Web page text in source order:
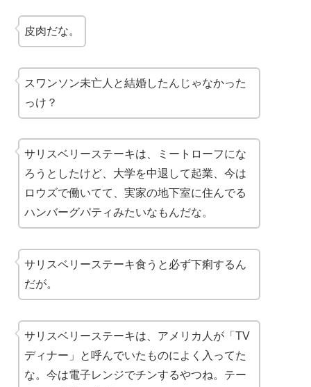
皮肉だな。
スワンソン未亡人と結婚したんじゃなかった
っけ？
サリスベリーステーキは、ミートローフにな
ろうとしたけど、大学を中退して起業、今は
ロウズで働いてて、実家の地下室に住んでる
ハンバーグパティみたいなもんだな。
サリスベリーステーキ食うと必ず下痢するん
だが。
サリスベリーステーキは、アメリカ人が「TV
ディナー」と呼んでいたものによく入ってた
な。今は電子レンジでチンするやつね。テー